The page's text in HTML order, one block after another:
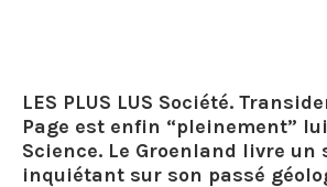
LES PLUS LUS Société.
Page est enfin “pleinement”
Science. Le Groenland livre un
inquiétant sur son passé